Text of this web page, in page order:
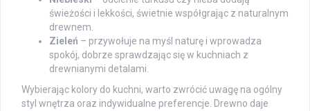
świeżości i lekkości, świetnie współgrając z naturalnym
drewnem.
Zieleń – przywołuje na myśl naturę i wprowadza
spokój, dobrze sprawdzając się w kuchniach z
drewnianymi detalami.
Wybierając kolory do kuchni, warto zwrócić uwagę na ogólny
styl wnętrza oraz indywidualne preferencje. Drewno daje